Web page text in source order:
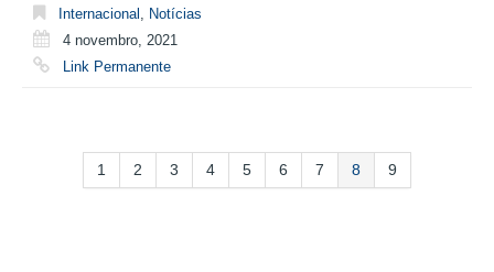
Internacional , Notícias
4 novembro, 2021
Link Permanente
1 2 3 4 5 6 7 8 9